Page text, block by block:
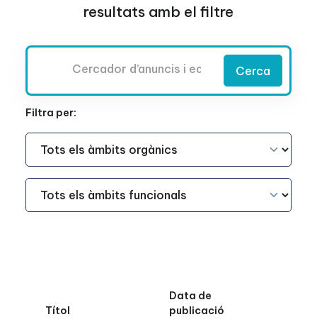
resultats amb el filtre
Cerca
Filtra per:
Àmbit Funcional
Àmbit Funcional
Títol
Data de
publicació